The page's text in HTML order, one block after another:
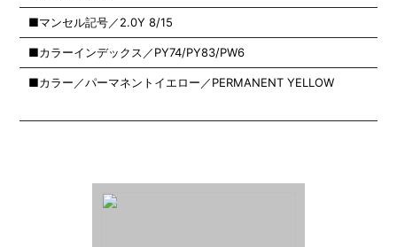
■マンセル記号／2.0Y 8/15
■カラーインデックス／PY74/PY83/PW6
■カラー／パーマネントイエロー／PERMANENT YELLOW